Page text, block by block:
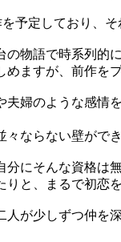
予定しており、
の物語で時系列的
めますが、前作を
夫婦のような感情
ならない壁がで
分にそんな資格は
りと、まるで初恋
人が少しずつ仲を